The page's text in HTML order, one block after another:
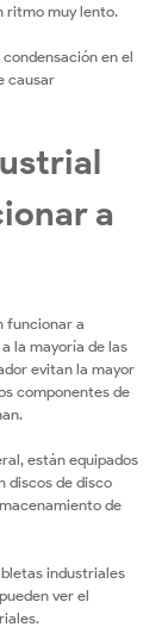
ritmo muy lento.
en el
causar
a
funcionar a
la mayoría de las
evitan la mayor
componentes de
están equipados
discos de disco
de
industriales
ver el